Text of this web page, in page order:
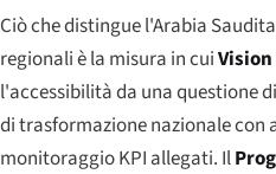
Ciò che distingue l'Arabia
regionali è la misura in cui
l'accessibilità da una questione
di trasformazione nazionale con
monitoraggio KPI allegati. Il